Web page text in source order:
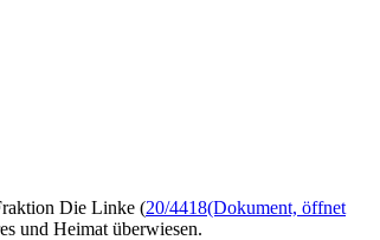
Die Linke (20/4418(Dokument, öffnet
und Heimat überwiesen.